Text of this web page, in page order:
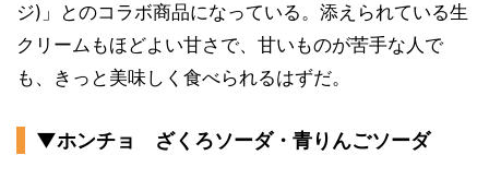
ジ)」とのコラボ商品になっている。添えられている生
クリームもほどよい甘さで、甘いものが苦手な人で
も、きっと美味しく食べられるはずだ。
▼ホンチョ ざくろソーダ・青りんごソーダ